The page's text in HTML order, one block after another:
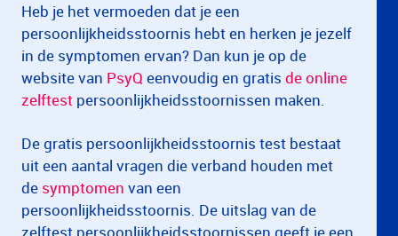
Heb je het vermoeden dat je een
persoonlijkheidsstoornis hebt en herken je jezelf
in de symptomen ervan? Dan kun je op de
website van PsyQ eenvoudig en gratis de online
zelftest persoonlijkheidsstoornissen maken.
De gratis persoonlijkheidsstoornis test bestaat
uit een aantal vragen die verband houden met
de symptomen van een
persoonlijkheidsstoornis. De uitslag van de